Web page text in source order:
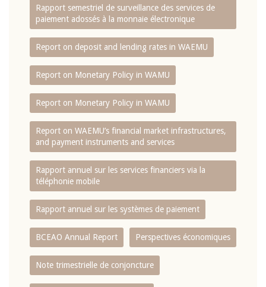
Rapport semestriel de surveillance des services de
paiement adossés à la monnaie électronique
Report on deposit and lending rates in WAEMU
Report on Monetary Policy in WAMU
Report on Monetary Policy in WAMU
Report on WAEMU’s financial market infrastructures,
and payment instruments and services
Rapport annuel sur les services financiers via la
téléphonie mobile
Rapport annuel sur les systèmes de paiement
BCEAO Annual Report Perspectives économiques
Note trimestrielle de conjoncture